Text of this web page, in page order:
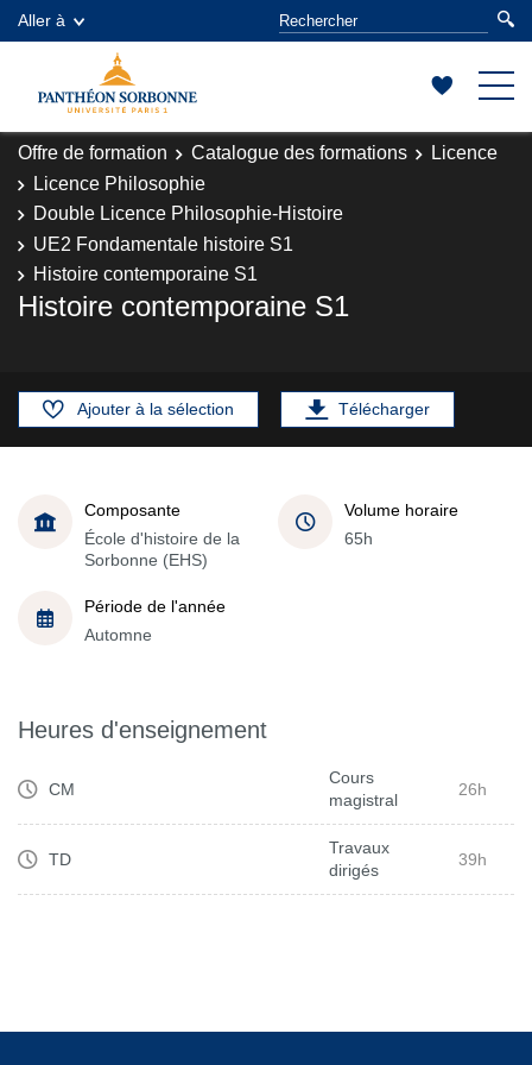
Aller à
Offre de formation Catalogue des formations
Licence
Licence Philosophie
Double Licence Philosophie-Histoire
UE2 Fondamentale histoire S1
Histoire contemporaine S1
Histoire contemporaine S1
Ajouter à la sélection Télécharger
Composante
École d'histoire de la
Sorbonne (EHS)
Volume horaire
65h
Période de l'année
Automne
Heures d'enseignement
CM
Cours
magistral
26h
TD
Travaux
dirigés
39h